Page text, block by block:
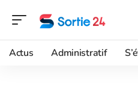
Actus Administratif